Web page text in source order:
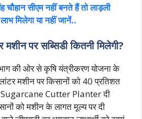
चौहान सीएम नहीं बनते हैं तो लाड़ली
मिलेगा या नहीं जानें..
पर सब्सिडी कितनी मिलेगी?
की ओर से कृषि यंत्रीकरण योजना के
मशीन पर किसानों को 40 प्रतिशत
Cutter Planter दी
को मशीन के लागत मूल्य पर दी